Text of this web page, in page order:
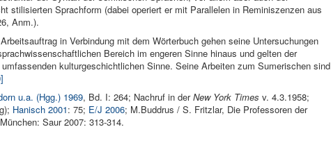
stilisierten Sprachform (dabei operiert er mit Parallelen in Reminiszenzen aus
Anm.).
in Verbindung mit dem Wörterbuch gehen seine Untersuchungen
Bereich im engeren Sinne hinaus und gelten der
kulturgeschichtlichen Sinne. Seine Arbeiten zum Sumerischen sind
u.a. (Hgg.) 1969, Bd. I: 264; Nachruf in derNew York Times v. 4.3.1958;
Hanisch 2001: 75; E/J 2006; M.Buddrus / S. Fritzlar, Die Professoren der
Saur 2007: 313-314.